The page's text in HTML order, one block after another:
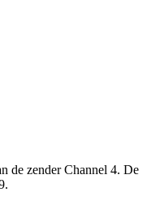
de zender Channel 4. De